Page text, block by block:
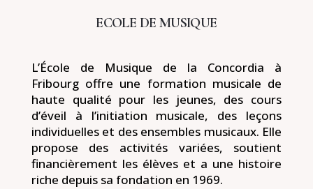
ECOLE DE MUSIQUE
L’École de Musique de la Concordia à
Fribourg offre une formation musicale de
haute qualité pour les jeunes, des cours
d’éveil à l’initiation musicale, des leçons
individuelles et des ensembles musicaux. Elle
propose des activités variées, soutient
financièrement les élèves et a une histoire
riche depuis sa fondation en 1969.